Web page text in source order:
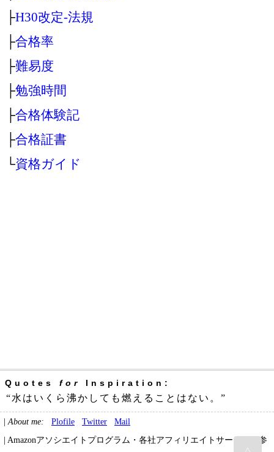
├H30改定‐法規
├合格率
├難易度
├勉強時間
├合格体験記
├合格証書
└資格ガイド
Quotes for Inspiration:
“水はいくら沸かしても燃えることはない。”
| About me: Plofile Twitter
Mail
| Amazonアソシエイトプログラム・各社アフィリエイトサービスに参